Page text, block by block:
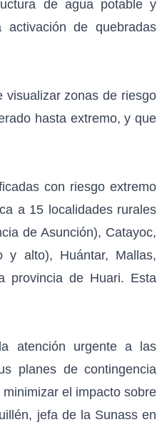
de agua potable y
de quebradas
visualizar zonas de riesgo
hasta extremo, y que
con riesgo extremo
a 15 localidades rurales
de Asunción), Catayoc,
y alto), Huántar, Mallas,
provincia de Huari. Esta
atención urgente a las
planes de contingencia
el impacto sobre
jefa de la Sunass en